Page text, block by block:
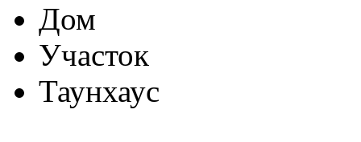
Дом
Участок
Таунхаус